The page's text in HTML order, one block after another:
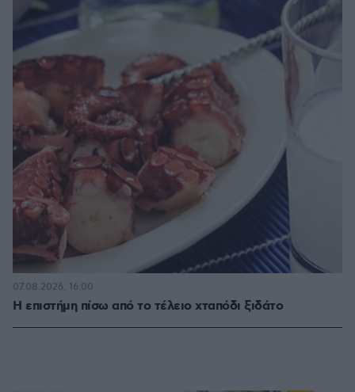
Η επιστήμη πίσω από το τέλειο χταπόδι ξιδάτο
07.08.2026, 16:00